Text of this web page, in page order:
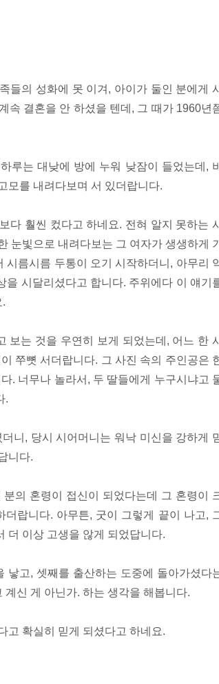
들의 성화에 못 이겨, 아이가 둘인 분에게
속 결혼을 안 하셨을 텐데, 그 때가 1960년
루는 대낮에 방에 누워 낮잠이 들었는데,
모를 내려다보며 서 있더랍니다.
다 훨씬 컸다고 하네요. 전혀 알지 못하는
눈빛으로 내려다보는 그 여자가 생생하게
시름시름 두통이 오기 시작하더니, 아무리
을 시달리셨다고 합니다. 주위에다 이 얘기
.
보는 것을 우연히 보게 되었는데, 어느 한
쭈뼛 서더랍니다. 그 사진 속의 주인공은
. 너무나 놀라서, 두 딸들에게 누구시냐고
.
니, 당시 시어머니는 워낙 미신을 강하게
니다.
의 혼령이 접신이 되었다는데 그 혼령이
랍니다. 아무튼, 굿이 그렇게 끝이 나고,
더 이상 고생을 않게 되었답니다.
낳고, 셋째를 출산하는 도중에 돌아가셨다
신 게 아닌가. 하는 생각을 해봅니다.
고 확실히 믿게 되셨다고 하네요.